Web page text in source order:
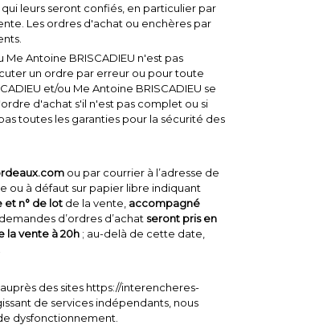
leurs seront confiés, en particulier par
Les ordres d'achat ou enchères par
Me Antoine BRISCADIEU n'est pas
un ordre par erreur ou pour toute
et/ou Me Antoine BRISCADIEU se
d'achat s'il n'est pas complet ou si
toutes les garanties pour la sécurité des
ou par courrier à l’adresse de
ou à défaut sur papier libre indiquant
et n° de lot de la vente, accompagné
demandes d’ordres d’achat seront pris en
la vente à 20h ; au-delà de cette date,
des sites https://interencheres-
de services indépendants, nous
dysfonctionnement.